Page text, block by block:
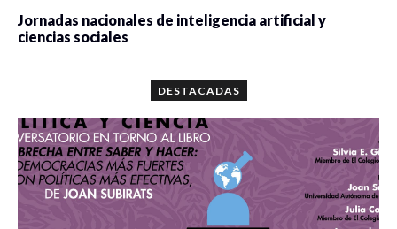
Jornadas nacionales de inteligencia artificial y
ciencias sociales
DESTACADAS